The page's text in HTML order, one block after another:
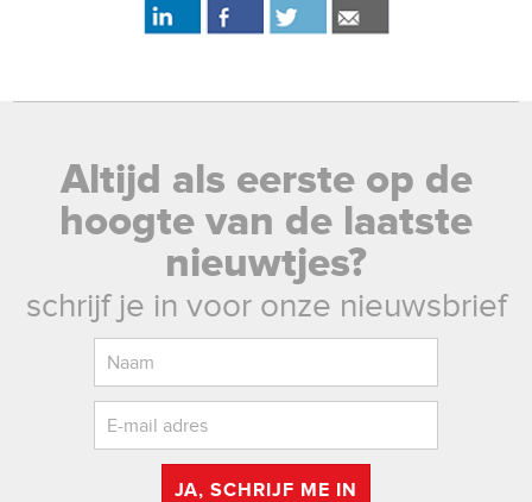
Altijd als eerste op de
hoogte van de laatste
nieuwtjes?
schrijf je in voor onze nieuwsbrief
JA, SCHRIJF ME IN